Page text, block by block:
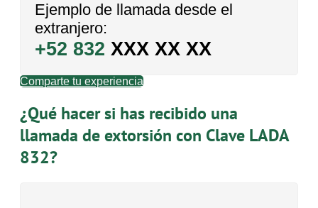
Ejemplo de llamada desde el
extranjero:
+52 832 XXX XX XX
Comparte tu experiencia
¿Qué hacer si has recibido una
llamada de extorsión con Clave LADA
832?